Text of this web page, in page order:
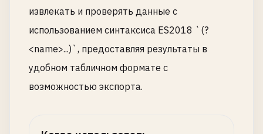
извлекать и проверять данные с
использованием синтаксиса ES2018 `(?
<name>...)`, предоставляя результаты в
удобном табличном формате с
возможностью экспорта.